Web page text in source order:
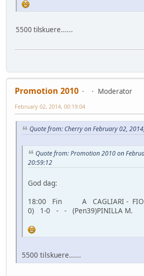
5500 tilskuere......
Promotion 2010
Moderator
February 02, 2014, 00:19:04
Quote from: Cherry on February 02,
Quote from: Promotion 2010 on
20:59:12
God dag:
18:00 Fin A CAGLIARI -
0) 1-0 - - (Pen39)PINILLA M.
5500 tilskuere......